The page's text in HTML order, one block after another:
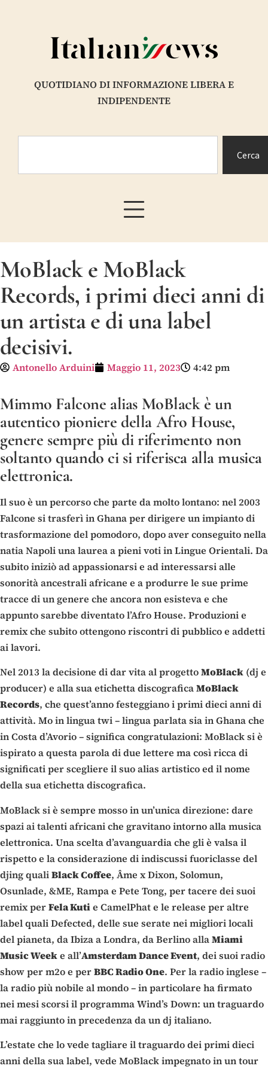
QUOTIDIANO DI INFORMAZIONE LIBERA E
INDIPENDENTE
Cerca
MoBlack e MoBlack
Records, i primi dieci anni di
un artista e di una label
decisivi.
Antonello Arduini Maggio 11, 2023 4:42 pm
Mimmo Falcone alias MoBlack è un
autentico pioniere della Afro House,
genere sempre più di riferimento non
soltanto quando ci si riferisca alla musica
elettronica.
Il suo è un percorso che parte da molto lontano: nel 2003
Falcone si trasferì in Ghana per dirigere un impianto di
trasformazione del pomodoro, dopo aver conseguito nella
natia Napoli una laurea a pieni voti in Lingue Orientali. Da
subito iniziò ad appassionarsi e ad interessarsi alle
sonorità ancestrali africane e a produrre le sue prime
tracce di un genere che ancora non esisteva e che
appunto sarebbe diventato l’Afro House. Produzioni e
remix che subito ottengono riscontri di pubblico e addetti
ai lavori.
Nel 2013 la decisione di dar vita al progettoMoBlack (dj e
producer) e alla sua etichetta discograficaMoBlack
Records, che quest’anno festeggiano i primi dieci anni di
attività. Mo in lingua twi – lingua parlata sia in Ghana che
in Costa d’Avorio – significa congratulazioni: MoBlack si è
ispirato a questa parola di due lettere ma così ricca di
significati per scegliere il suo alias artistico ed il nome
della sua etichetta discografica.
MoBlack si è sempre mosso in un’unica direzione: dare
spazi ai talenti africani che gravitano intorno alla musica
elettronica. Una scelta d’avanguardia che gli è valsa il
rispetto e la considerazione di indiscussi fuoriclasse del
djing qualiBlack Coffee, Âme x Dixon, Solomun,
Osunlade, &ME, Rampa e Pete Tong, per tacere dei suoi
remix perFela Kutie CamelPhat e le release per altre
label quali Defected, delle sue serate nei migliori locali
del pianeta, da Ibiza a Londra, da Berlino allaMiami
Music Weeke all’Amsterdam Dance Event, dei suoi radio
show per m2o e perBBC Radio One. Per la radio inglese –
la radio più nobile al mondo – in particolare ha firmato
nei mesi scorsi il programma Wind’s Down: un traguardo
mai raggiunto in precedenza da un dj italiano.
L’estate che lo vede tagliare il traguardo dei primi dieci
anni della sua label, vede MoBlack impegnato in un tour